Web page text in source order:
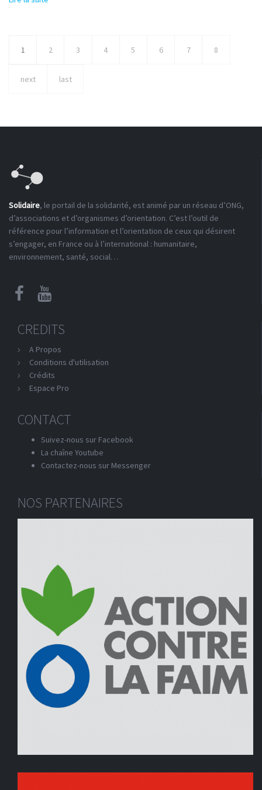
1 2 3 4 5 6 7 8
next last
Solidaire, le portail de la solidarité, est animé par un réseau d’ONG,
d’associations et d’organismes d’orientation. C’est l’outil de
référence pour l’information et l’orientation de ceux qui désirent
s’engager, en France ou à l’international : humanitaire,
environnement, santé, social…
CREDITS
A Propos
Conditions d'utilisation
Crédits
Espace Pro
CONTACT
Suivez-nous sur Facebook
La chaîne Youtube
Contactez-nous sur Messenger
NOS PARTENAIRES